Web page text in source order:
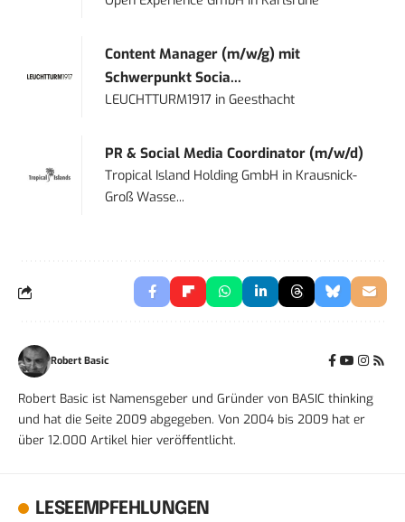
Content Manager (m/w/g) mit
Schwerpunkt Socia...
LEUCHTTURM1917 inGeesthacht
PR & Social Media Coordinator (m/w/d)
Tropical Island Holding GmbH in Krausnick-
Groß Wasse...
Robert Basic
Robert Basic ist Namensgeber und Gründer von BASIC thinking
und hat die Seite 2009 abgegeben. Von 2004 bis 2009 hat er
über 12.000 Artikel hier veröffentlicht.
LESEEMPFEHLUNGEN